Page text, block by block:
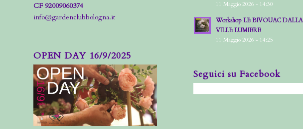
CF 92009060374
info@gardenclubbologna.it
OPEN DAY 16/9/2025
11 Maggio 2026 - 14:30
Workshop LE BIVOUAC DALLA
VILLE LUMIERE
11 Maggio 2026 - 14:25
Seguici su Facebook